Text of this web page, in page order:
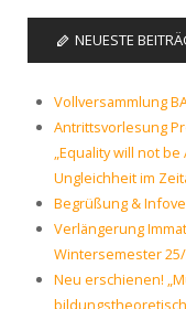
NEUESTE
Vollversammlung
Antrittsvorlesung
„Equality will not
Ungleichheit im
Begrüßung &
Verlängerung
Wintersemester 25/
Neu erschienen!